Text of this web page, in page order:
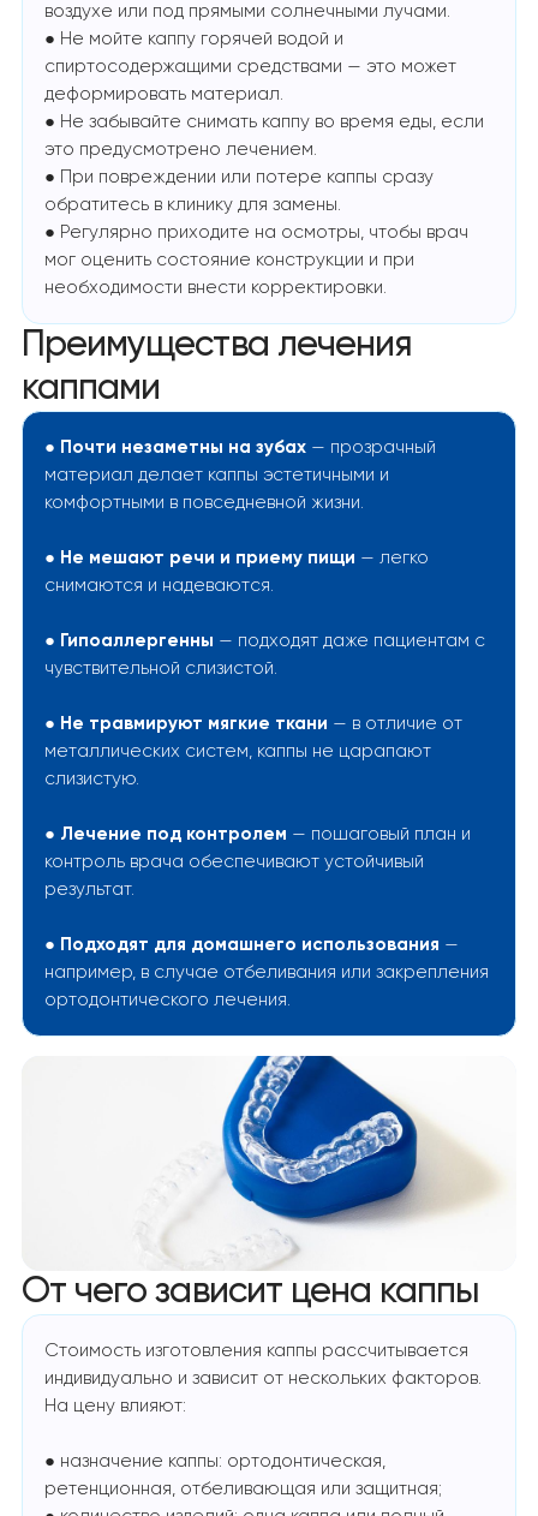
воздухе или под прямыми солнечными лучами.
● Не мойте каппу горячей водой и
спиртосодержащими средствами — это может
деформировать материал.
● Не забывайте снимать каппу во время еды, если
это предусмотрено лечением.
● При повреждении или потере каппы сразу
обратитесь в клинику для замены.
● Регулярно приходите на осмотры, чтобы врач
мог оценить состояние конструкции и при
необходимости внести корректировки.
Преимущества лечения
каппами
● Почти незаметны на зубах — прозрачный
материал делает каппы эстетичными и
комфортными в повседневной жизни.
● Не мешают речи и приему пищи — легко
снимаются и надеваются.
● Гипоаллергенны — подходят даже пациентам с
чувствительной слизистой.
● Не травмируют мягкие ткани — в отличие от
металлических систем, каппы не царапают
слизистую.
● Лечение под контролем — пошаговый план и
контроль врача обеспечивают устойчивый
результат.
● Подходят для домашнего использования —
например, в случае отбеливания или закрепления
ортодонтического лечения.
От чего зависит цена каппы
Стоимость изготовления каппы рассчитывается
индивидуально и зависит от нескольких факторов.
На цену влияют:
● назначение каппы: ортодонтическая,
ретенционная, отбеливающая или защитная;